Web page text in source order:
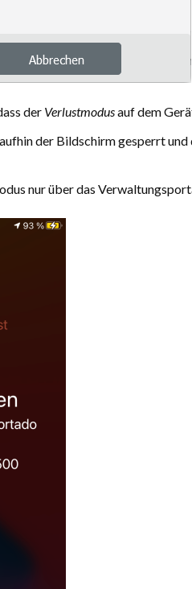
der Verlustmodusauf dem
der Bildschirm gesperrt
nur über das